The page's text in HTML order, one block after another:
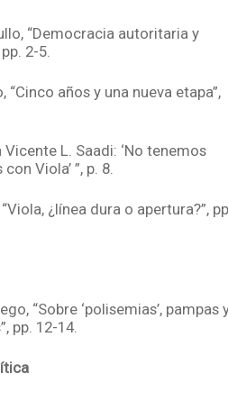
“Democracia autoritaria y
2-5.
“Cinco años y una nueva etapa”,
Vicente L. Saadi: ‘No tenemos
Viola’ ”, p. 8.
¿línea dura o apertura?”,
“Sobre ‘polisemias’, pampas
pp. 12-14.